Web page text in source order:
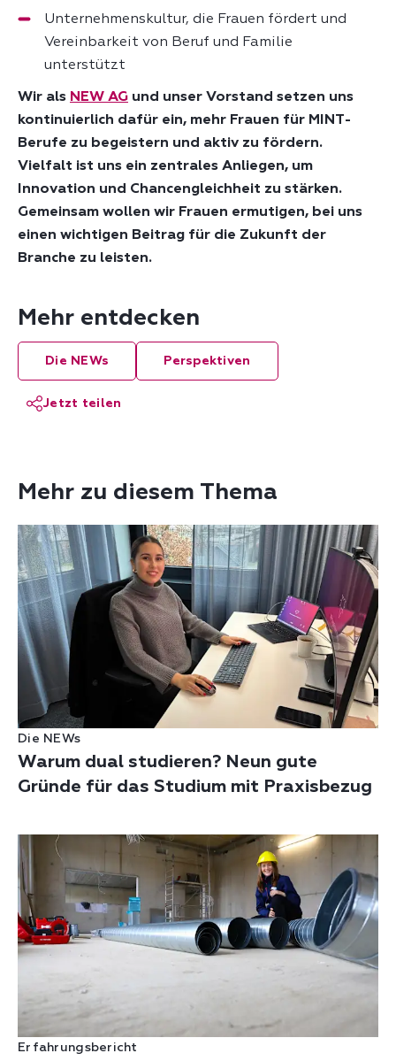
Unternehmenskultur, die Frauen fördert und
Vereinbarkeit von Beruf und Familie
unterstützt
Wir als NEW AG und unser Vorstand setzen uns
kontinuierlich dafür ein, mehr Frauen für MINT-
Berufe zu begeistern und aktiv zu fördern.
Vielfalt ist uns ein zentrales Anliegen, um
Innovation und Chancengleichheit zu stärken.
Gemeinsam wollen wir Frauen ermutigen, bei uns
einen wichtigen Beitrag für die Zukunft der
Branche zu leisten.
Mehr entdecken
Die NEWs Perspektiven
Jetzt teilen
Mehr zu diesem Thema
Die NEWs
Warum dual studieren? Neun gute
Gründe für das Studium mit Praxisbezug
Erfahrungsbericht